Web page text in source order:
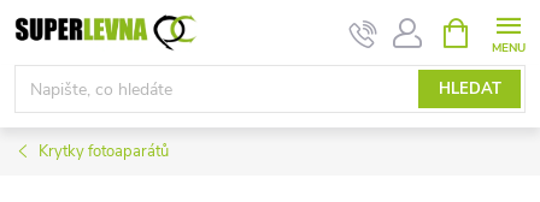
Přejít
na
obsah
HLEDAT
NÁKUPNÍ
KOŠÍK
Krytky fotoaparátů